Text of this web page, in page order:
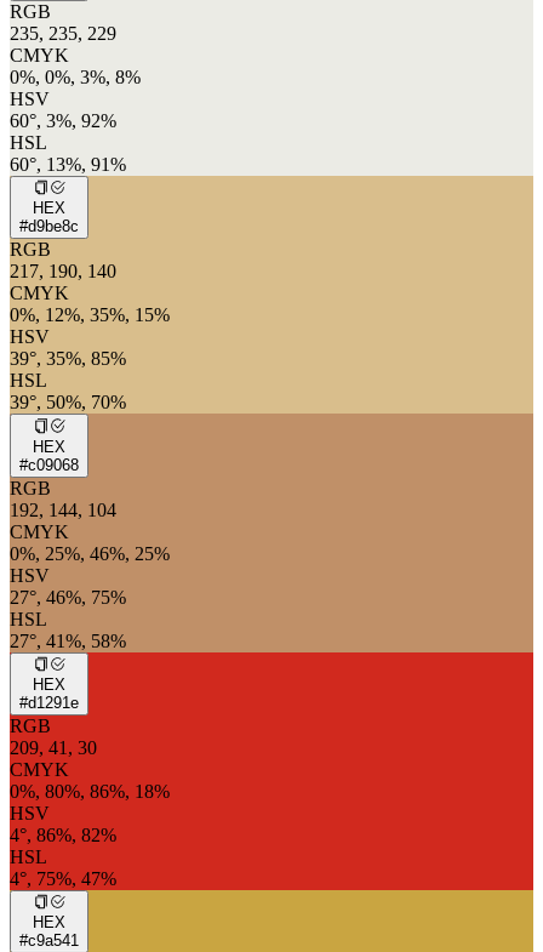
RGB
235, 235, 229
CMYK
0%, 0%, 3%, 8%
HSV
60°, 3%, 92%
HSL
60°, 13%, 91%
HEX
#d9be8c
RGB
217, 190, 140
CMYK
0%, 12%, 35%, 15%
HSV
39°, 35%, 85%
HSL
39°, 50%, 70%
HEX
#c09068
RGB
192, 144, 104
CMYK
0%, 25%, 46%, 25%
HSV
27°, 46%, 75%
HSL
27°, 41%, 58%
HEX
#d1291e
RGB
209, 41, 30
CMYK
0%, 80%, 86%, 18%
HSV
4°, 86%, 82%
HSL
4°, 75%, 47%
HEX
#c9a541